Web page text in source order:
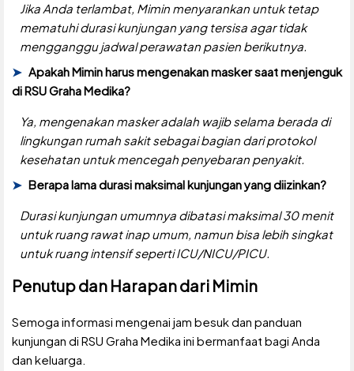
Jika Anda terlambat, Mimin menyarankan untuk tetap
mematuhi durasi kunjungan yang tersisa agar tidak
mengganggu jadwal perawatan pasien berikutnya.
Apakah Mimin harus mengenakan masker saat menjenguk
di RSU Graha Medika?
Ya, mengenakan masker adalah wajib selama berada di
lingkungan rumah sakit sebagai bagian dari protokol
kesehatan untuk mencegah penyebaran penyakit.
Berapa lama durasi maksimal kunjungan yang diizinkan?
Durasi kunjungan umumnya dibatasi maksimal 30 menit
untuk ruang rawat inap umum, namun bisa lebih singkat
untuk ruang intensif seperti ICU/NICU/PICU.
Penutup dan Harapan dari Mimin
Semoga informasi mengenai jam besuk dan panduan
kunjungan di RSU Graha Medika ini bermanfaat bagi Anda
dan keluarga.